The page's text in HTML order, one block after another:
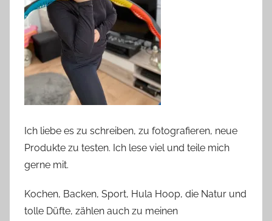
Ich liebe es zu schreiben, zu fotografieren, neue
Produkte zu testen. Ich lese viel und teile mich
gerne mit.
Kochen, Backen, Sport, Hula Hoop, die Natur und
tolle Düfte, zählen auch zu meinen